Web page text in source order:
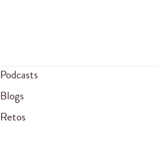
Podcasts
Blogs
Retos